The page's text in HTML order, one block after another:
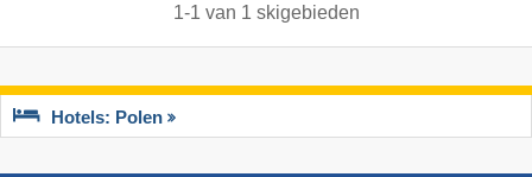
1-1 van 1 skigebieden
Hotels: Polen